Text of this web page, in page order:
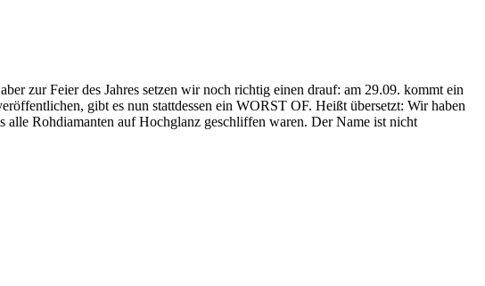
zur Feier des Jahres setzen wir noch richtig einen drauf: am 29.09. kommt ein
gibt es nun stattdessen ein WORST OF. Heißt übersetzt: Wir haben
alle Rohdiamanten auf Hochglanz geschliffen waren. Der Name ist nicht